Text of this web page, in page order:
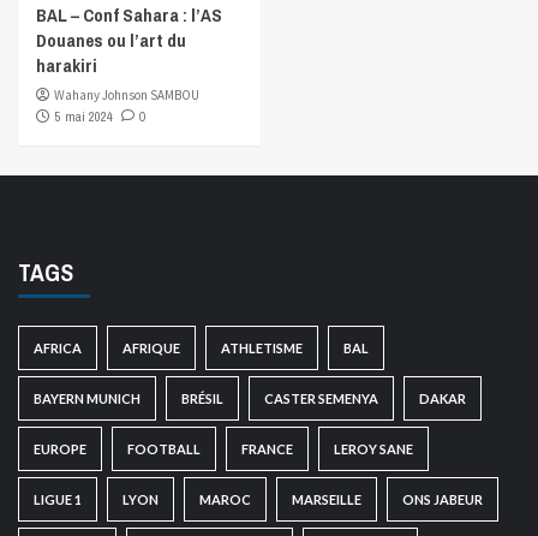
BAL – Conf Sahara : l’AS
Douanes ou l’art du
harakiri
Wahany Johnson SAMBOU
5 mai 2024
0
TAGS
AFRICA AFRIQUE ATHLETISME BAL
BAYERN MUNICH BRÉSIL CASTER SEMENYA DAKAR
EUROPE FOOTBALL FRANCE LEROY SANE
LIGUE 1 LYON MAROC MARSEILLE ONS JABEUR